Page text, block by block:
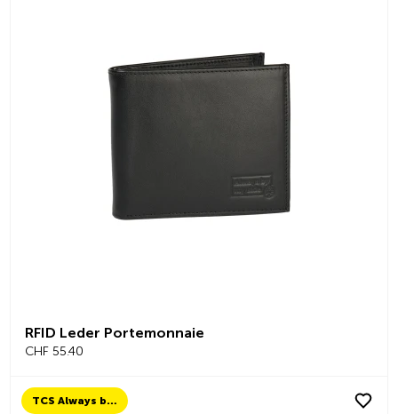
RFID Leder Portemonnaie
CHF 55.40
TCS Always by my side